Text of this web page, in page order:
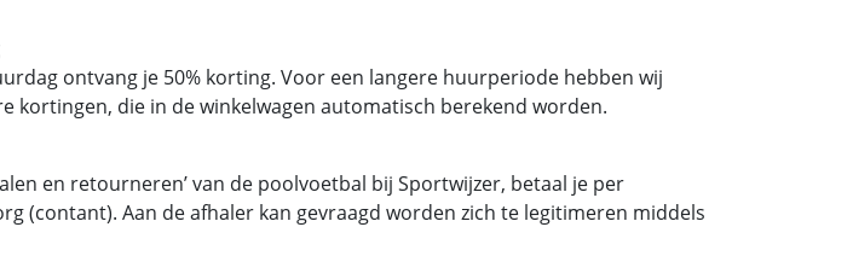
ontvang je 50% korting. Voor een langere huurperiode hebben wij
kortingen, die in de winkelwagen automatisch berekend worden.
en retourneren’ van de poolvoetbal bij Sportwijzer, betaal je per
(contant). Aan de afhaler kan gevraagd worden zich te legitimeren middels